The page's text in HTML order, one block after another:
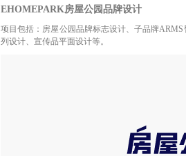
EHOMEPARK房屋公园品牌设计
项目包括：房屋公园品牌标志设计、子品牌
列设计、宣传品平面设计等。